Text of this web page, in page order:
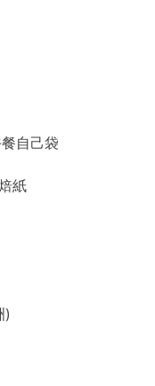
自己袋
紙
)